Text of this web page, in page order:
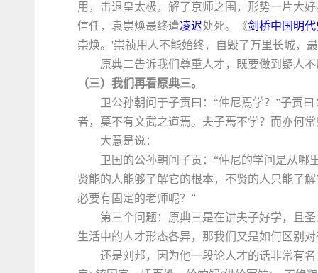
用，击退皇太极，解了京师之围，形势一片大
信任，袁崇焕最终遭凌迟处死。《剑桥中国明代
崇焕。'崇祯用人不能始终，自毁了万里长城，
原典二告诉我们尊重人才，既要做到疑人
（三）我们再看原典三。
卫公孙朝问于子贡曰：“仲尼焉学？”子贡
者，莫不有文武之道焉。夫子焉不学？而亦何常
大意是说：
卫国的公孙朝问子贡：“仲尼的学问是从哪
贤能的人能够了解它的根本，不贤的人只能了
必要有固定的老师呢？”
第三个问题：原典三是在讲夫子好学，且
生活中的人才形态各异，那我们又是如何区别
还是刘邦，因为他一段论人才的话非常有名